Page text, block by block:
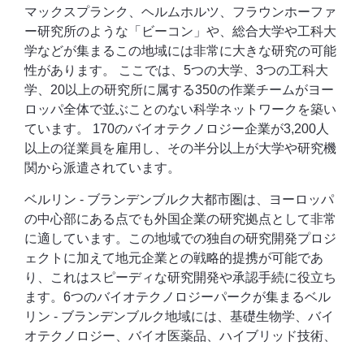
マックスプランク、ヘルムホルツ、フラウンホーファ
ー研究所のような「ビーコン」や、総合大学や工科大
学などが集まるこの地域には非常に大きな研究の可能
性があります。 ここでは、5つの大学、3つの工科大
学、20以上の研究所に属する350の作業チームがヨー
ロッパ全体で並ぶことのない科学ネットワークを築い
ています。 170のバイオテクノロジー企業が3,200人
以上の従業員を雇用し、その半分以上が大学や研究機
関から派遣されています。
ベルリン - ブランデンブルク大都市圏は、ヨーロッパ
の中心部にある点でも外国企業の研究拠点として非常
に適しています。この地域での独自の研究開発プロジ
ェクトに加えて地元企業との戦略的提携が可能であ
り、これはスピーディな研究開発や承認手続に役立ち
ます。6つのバイオテクノロジーパークが集まるベル
リン - ブランデンブルク地域には、基礎生物学、バイ
オテクノロジー、バイオ医薬品、ハイブリッド技術、